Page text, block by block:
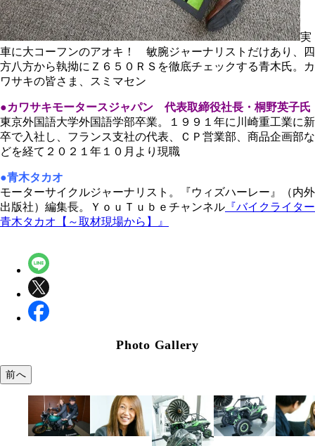
実
車に大コーフンのアオキ！ 敏腕ジャーナリストだけあり、四
方八方から執拗にＺ６５０ＲＳを徹底チェックする青木氏。カ
ワサキの皆さま、スミマセン
●カワサキモータースジャパン 代表取締役社長・桐野英子氏
東京外国語大学外国語学部卒業。１９９１年に川崎重工業に新
卒で入社し、フランス支社の代表、ＣＰ営業部、商品企画部な
どを経て２０２１年１０月より現職
●青木タカオ
モーターサイクルジャーナリスト。『ウィズハーレー』（内外
出版社）編集長。ＹｏｕＴｕｂｅチャンネル 『バイクライター
青木タカオ【～取材現場から】』
Photo Gallery
前へ